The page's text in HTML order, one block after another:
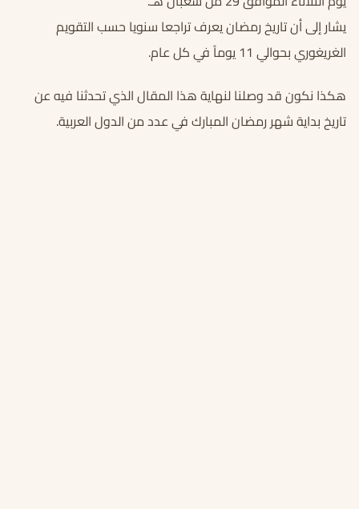
يشار إلى أن تاريخ رمضان يعرف تراجعا سنويا حسب التقويم
الغريغوري بحوالي 11 يوماً في كل عام.
هكذا نكون قد وصلنا لنهاية هذا المقال الذي تحدثنا فيه عن
تاريخ بداية شهر رمضان المبارك في عدد من الدول العربية.